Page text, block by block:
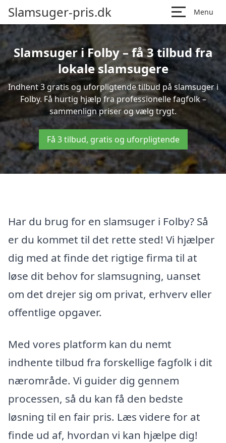
Slamsuger-pris.dk Menu
Slamsuger i Folby – få 3 tilbud fra
lokale slamsugere
Indhent 3 gratis og uforpligtende tilbud på slamsuger i
Folby. Få hurtig hjælp fra professionelle fagfolk –
sammenlign priser og vælg trygt.
Få 3 tilbud, gratis og uforpligtende
Har du brug for en slamsuger i Folby? Så
er du kommet til det rette sted! Vi hjælper
dig med at finde det rigtige firma til at
løse dit behov for slamsugning, uanset
om det drejer sig om privat, erhverv eller
offentlige opgaver.
Med vores platform kan du nemt
indhente tilbud fra forskellige fagfolk i dit
nærområde. Vi guider dig gennem
processen, så du kan få den bedste
løsning til en fair pris. Læs videre for at
finde ud af, hvordan vi kan hjælpe dig!